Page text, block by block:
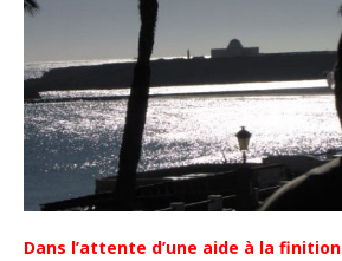
Dans l’attente d’une aide à la finition